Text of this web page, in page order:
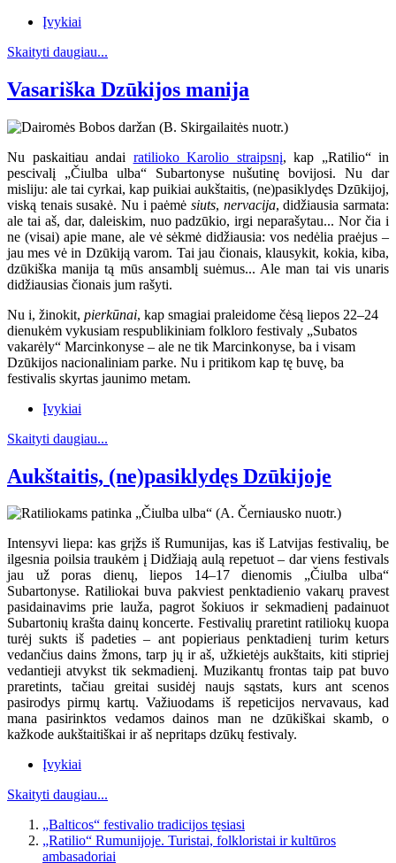
Įvykiai
Skaityti daugiau...
Vasariška Dzūkijos manija
Nu paskaitiau andai ratilioko Karolio straipsnį, kap „Ratilio“ in
pescivalį „Čiulba ulba“ Subartonyse nušutinę bovijosi. Nu dar
misliju: ale tai cyrkai, kap puikiai aukštaitis, (ne)pasiklydęs Dzūkijoj,
viską tenais susakė. Nu i paėmė siuts, nervacija, didžiausia sarmata:
ale tai aš, dar, daleiskim, nuo padzūkio, irgi neparašytau... Nor čia i
ne (visai) apie mane, ale vė sėkmė didžiausia: vos nedėlia praėjus –
jau mes vė in Dzūkiją varom. Tai jau čionais, klausykit, kokia, kiba,
dzūkiška manija tą mūs ansamblį suėmus... Ale man tai vis unaris
didžiausias čionais jum rašyti.
Nu i, žinokit, pierkūnai, kap smagiai praleidome čėsą liepos 22–24
dienukėm vykusiam respublikiniam folkloro festivaly „Subatos
vakarėly“ Marcinkonyse – ale ne tik Marcinkonyse, ba i visam
Dzūkijos nacionaliniam parke. Nu i pritikom kap tę buvę, ba
festivalis skyrtas jaunimo metam.
Įvykiai
Skaityti daugiau...
Aukštaitis, (ne)pasiklydęs Dzūkijoje
Intensyvi liepa: kas grįžs iš Rumunijas, kas iš Latvijas festivalių, be
ilgesnia poilsia traukėm į Didžiają aulą repetuot – dar viens festivals
jau už poras dienų, liepos 14–17 dienomis „Čiulba ulba“
Subartonyse. Ratiliokai buva pakviest penktadienio vakarų pravest
pasidainavims prie lauža, pagrot šokiuos ir sekmadienį padainuot
Subartonių krašta dainų koncerte. Festivalių praretint ratiliokų kuopa
turėj sukts iš padeties – ant popieriaus penktadienį turim keturs
vedančius dains žmons, tarp jų ir aš, užkietėjs aukštaits, kiti stipriej
vedantieji atvykst tik sekmadienį. Muzikantų frontas taip pat buvo
praretints, tačiau greitai susidėj naujs sąstats, kurs ant scenos
pasirodys pirmų kartų. Važiuodams iš repeticijos nervavaus, kad
mana pasirinktos vedamos dainos man ne dzūkiškai skamb, o
kažkode aukštaitiškai ir aš nepritaps dzūkų festivaly.
Įvykiai
Skaityti daugiau...
„Balticos“ festivalio tradicijos tęsiasi
„Ratilio“ Rumunijoje. Turistai, folkloristai ir kultūros
ambasadoriai